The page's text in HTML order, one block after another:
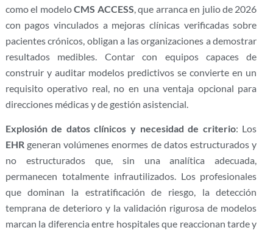
como el modeloCMS ACCESS, que arranca en julio de 2026
con pagos vinculados a mejoras clínicas verificadas sobre
pacientes crónicos, obligan a las organizaciones a demostrar
resultados medibles. Contar con equipos capaces de
construir y auditar modelos predictivos se convierte en un
requisito operativo real, no en una ventaja opcional para
direcciones médicas y de gestión asistencial.
Explosión de datos clínicos y necesidad de criterio: Los
EHRgeneran volúmenes enormes de datos estructurados y
no estructurados que, sin una analítica adecuada,
permanecen totalmente infrautilizados. Los profesionales
que dominan la estratificación de riesgo, la detección
temprana de deterioro y la validación rigurosa de modelos
marcan la diferencia entre hospitales que reaccionan tarde y